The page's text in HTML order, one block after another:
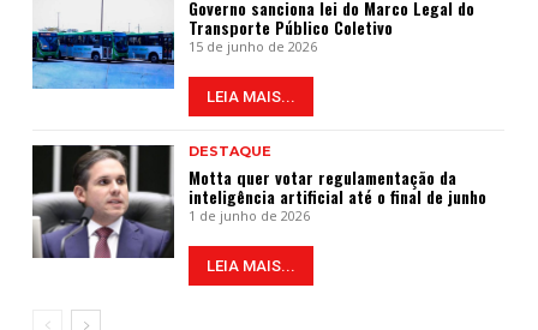
Governo sanciona lei do Marco Legal do
Transporte Público Coletivo
15 de junho de 2026
LEIA MAIS...
DESTAQUE
Motta quer votar regulamentação da
inteligência artificial até o final de junho
1 de junho de 2026
LEIA MAIS...